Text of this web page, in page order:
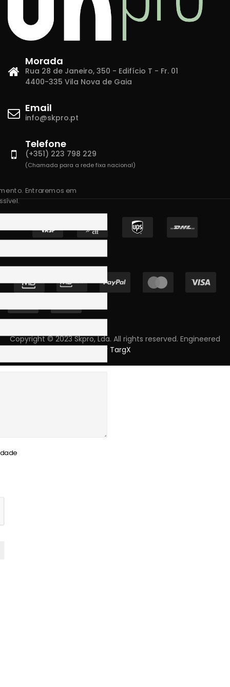
Morada
Rua 28 de Janeiro, 350 - Edifício T - Fr. 01
4400-335 Vila Nova de Gaia
Email
info@skpro.pt
Telefone
(+351) 223 798 229
(Chamada para a rede fixa nacional)
Copyright © 2023 Skpro, Lda. All rights reserved. Engineered
by TargX
Entraremos em